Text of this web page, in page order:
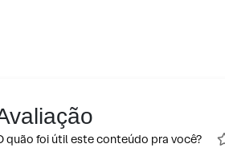
quão foi útil este conteúdo pra você?